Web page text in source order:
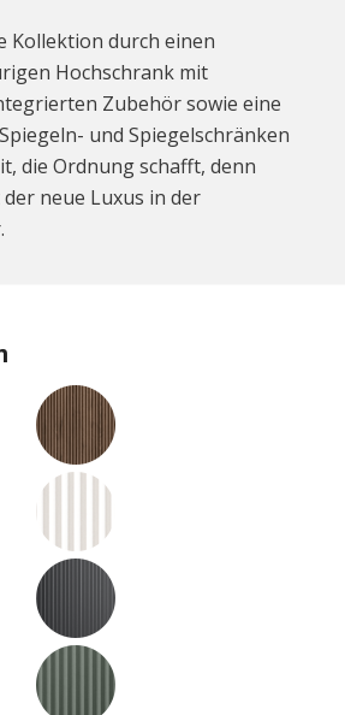
Kollektion durch einen
Hochschrank mit
Zubehör sowie eine
und Spiegelschränken
die Ordnung schafft, denn
neue Luxus in der